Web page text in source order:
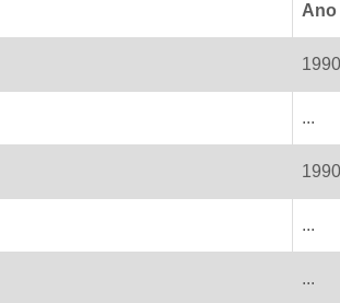
Ano
1990
...
1990
...
...